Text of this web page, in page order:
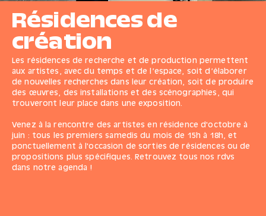
Résidences de
création
Les résidences de recherche et de production permettent
aux artistes, avec du temps et de l’espace, soit d’élaborer
de nouvelles recherches dans leur création, soit de produire
des œuvres, des installations et des scénographies, qui
trouveront leur place dans une exposition.
Venez à la rencontre des artistes en résidence d'octobre à
juin : tous les premiers samedis du mois de 15h à 18h, et
ponctuellement à l'occasion de sorties de résidences ou de
propositions plus spécifiques. Retrouvez tous nos rdvs
dans notre agenda !